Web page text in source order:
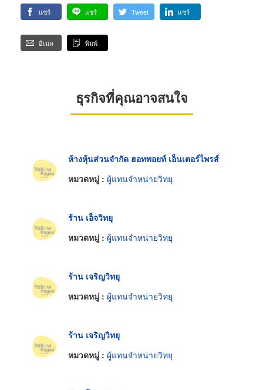
แชร์ แชร์ Tweet แชร์
อีเมล พิมพ์
ธุรกิจที่คุณอาจสนใจ
ห้างหุ้นส่วนจำกัด ฮอทพอยท์ เอ็นเตอร์ไพรส์
หมวดหมู่ : ผู้แทนจำหน่ายวิทยุ
ร้าน เอ็จวิทยุ
หมวดหมู่ : ผู้แทนจำหน่ายวิทยุ
ร้าน เจริญวิทยุ
หมวดหมู่ : ผู้แทนจำหน่ายวิทยุ
ร้าน เจริญวิทยุ
หมวดหมู่ : ผู้แทนจำหน่ายวิทยุ